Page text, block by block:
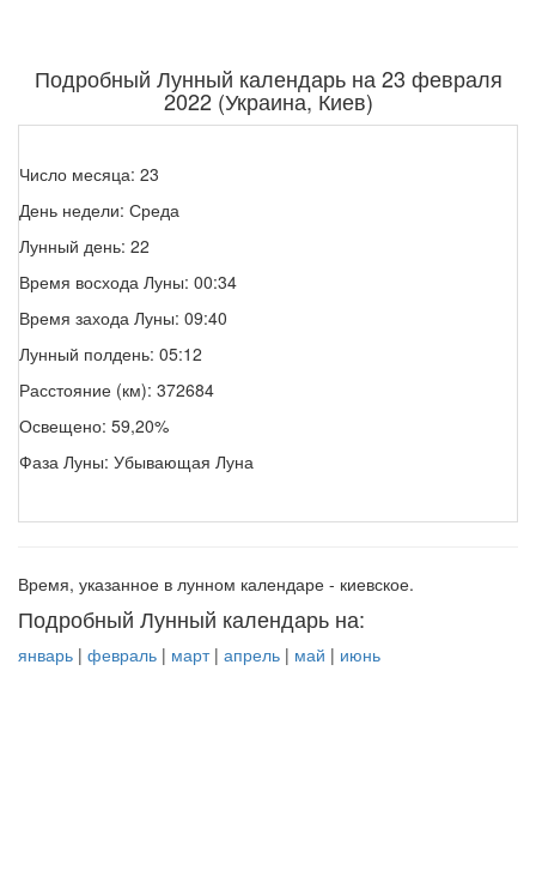
Подробный Лунный календарь на 23 февраля
2022 (Украина, Киев)
Число месяца: 23
День недели: Среда
Лунный день: 22
Время восхода Луны: 00:34
Время захода Луны: 09:40
Лунный полдень: 05:12
Расстояние (км): 372684
Освещено: 59,20%
Фаза Луны: Убывающая Луна
Время, указанное в лунном календаре - киевское.
Подробный Лунный календарь на:
январь | февраль | март| апрель | май | июнь